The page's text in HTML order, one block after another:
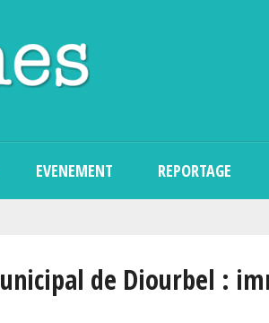
EVENEMENT REPORTAGE
de Diourbel :